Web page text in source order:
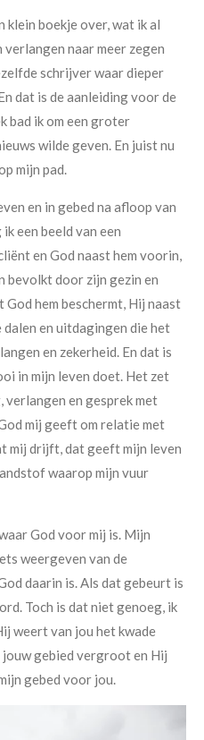
klein boekje over, wat ik al
verlangen naar meer zegen
schrijver waar dieper
dat is de aanleiding voor de
bad ik om een groter
wilde geven. En juist nu
mijn pad.
en in gebed na afloop van
een beeld van een
en God naast hem voorin,
bevolkt door zijn gezin en
God hem beschermt, Hij naast
dalen en uitdagingen die het
en zekerheid. En dat is
in mijn leven doet. Het zet
en gesprek met
mij geeft om relatie met
mij drijft, dat geeft mijn leven
waarop mijn vuur
God voor mij is. Mijn
weergeven van de
daarin is. Als dat gebeurt is
Toch is dat niet genoeg, ik
weert van jou het kwade
gebied vergroot en Hij
gebed voor jou.